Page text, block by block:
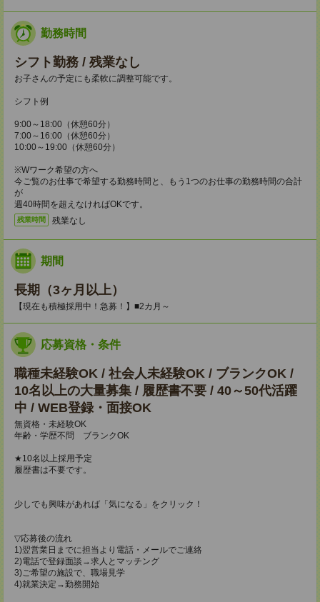
勤務時間
シフト勤務 / 残業なし
お子さんの予定にも柔軟に調整可能です。
シフト例
9:00～18:00（休憩60分）
7:00～16:00（休憩60分）
10:00～19:00（休憩60分）
※Wワーク希望の方へ
今ご覧のお仕事で希望する勤務時間と、もう1つのお仕事の勤務時間の合計
が
週40時間を超えなければOKです。
残業時間 残業なし
期間
長期（3ヶ月以上）
【現在も積極採用中！急募！】■2カ月～
応募資格・条件
職種未経験OK / 社会人未経験OK / ブランクOK /
10名以上の大量募集 / 履歴書不要 / 40～50代活躍
中 / WEB登録・面接OK
無資格・未経験OK
年齢・学歴不問 ブランクOK
★10名以上採用予定
履歴書は不要です。
少しでも興味があれば「気になる」をクリック！
▽応募後の流れ
1)翌営業日までに担当より電話・メールでご連絡
2)電話で登録面談→求人とマッチング
3)ご希望の施設で、職場見学
4)就業決定→勤務開始